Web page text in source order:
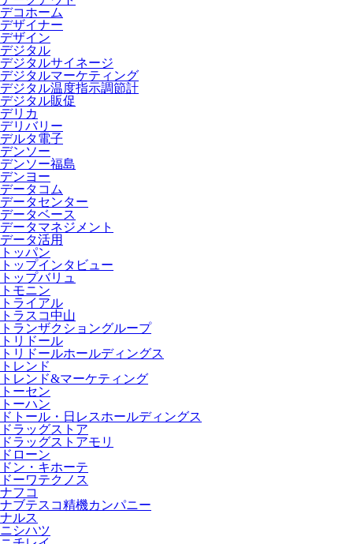
デコホーム
デザイナー
デザイン
デジタル
デジタルサイネージ
デジタルマーケティング
デジタル温度指示調節計
デジタル販促
デリカ
デリバリー
デルタ電子
デンソー
デンソー福島
デンヨー
データコム
データセンター
データベース
データマネジメント
データ活用
トッパン
トップインタビュー
トップバリュ
トモニン
トライアル
トラスコ中山
トランザクショングループ
トリドール
トリドールホールディングス
トレンド
トレンド&マーケティング
トーセン
トーハン
ドトール・日レスホールディングス
ドラッグストア
ドラッグストアモリ
ドローン
ドン・キホーテ
ドーワテクノス
ナフコ
ナブテスコ精機カンパニー
ナルス
ニシハツ